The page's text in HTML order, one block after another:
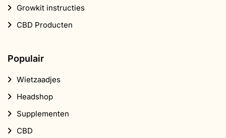
Growkit instructies
CBD Producten
Populair
Wietzaadjes
Headshop
Supplementen
CBD